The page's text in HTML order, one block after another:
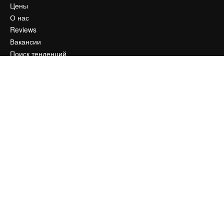
Цены
О нас
Reviews
Вакансии
Поиск тенденций